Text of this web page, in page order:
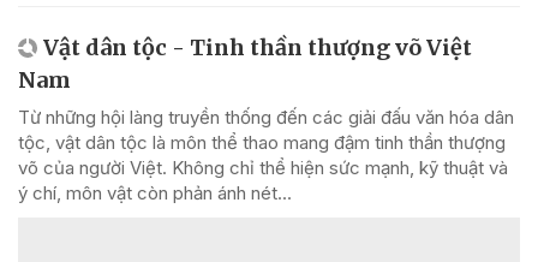
Vật dân tộc - Tinh thần thượng võ Việt
Nam
Từ những hội làng truyền thống đến các giải đấu văn hóa dân
tộc, vật dân tộc là môn thể thao mang đậm tinh thần thượng
võ của người Việt. Không chỉ thể hiện sức mạnh, kỹ thuật và
ý chí, môn vật còn phản ánh nét...